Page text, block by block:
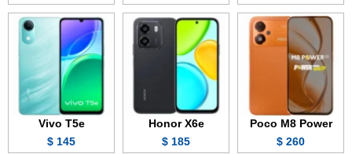
Poco M8 Power
260 $
Honor X6e
185 $
Vivo T5e
145 $